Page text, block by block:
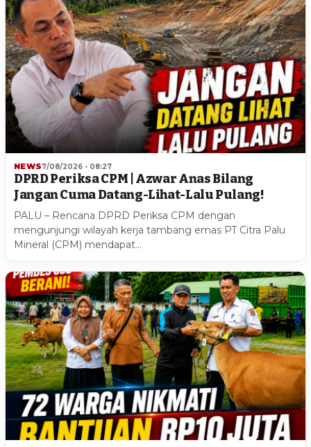
NEWS7/08/2026 - 08:27
DPRD Periksa CPM | Azwar Anas Bilang
Jangan Cuma Datang-Lihat-Lalu Pulang!
PALU – Rencana DPRD Periksa CPM dengan
mengunjungi wilayah kerja tambang emas PT Citra Palu
Mineral (CPM) mendapat…